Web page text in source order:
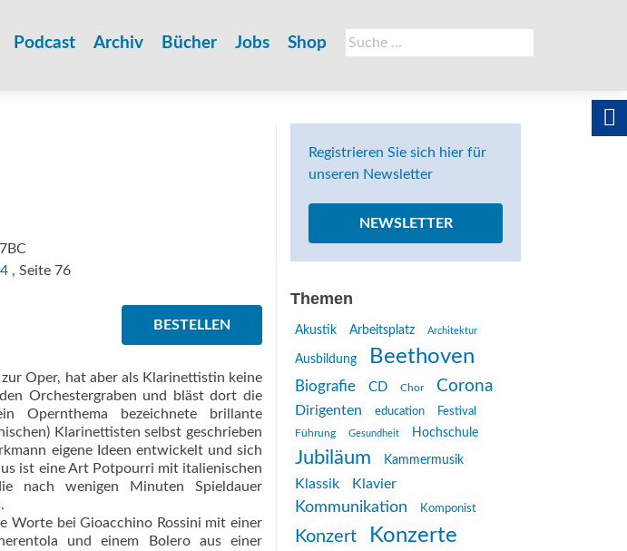
Suche
nach:
Podcast Archiv Bücher Jobs Shop
, Seite 76
BESTELLEN
Oper, hat aber als Klarinettistin keine
Orchestergraben und bläst dort die
Opernthema bezeichnete brillante
Klarinettisten selbst geschrieben
eigene Ideen entwickelt und sich
ist eine Art Potpourri mit italienischen
nach wenigen Minuten Spieldauer
Worte bei Gioacchino Rossini mit einer
und einem Bolero aus einer
Registrieren Sie sich hier für
unseren Newsletter
NEWSLETTER
Themen
Akustik Arbeitsplatz Architektur
Ausbildung Beethoven
Biografie CD Chor Corona
Dirigenten education
Festival
Führung
Gesundheit Hochschule
Jubiläum Kammermusik
Klassik Klavier
Kommunikation Komponist
Konzert Konzerte